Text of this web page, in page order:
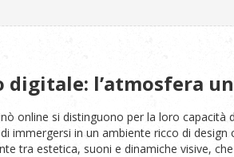
l’atmosfera
online si distinguono per la loro
immergersi in un ambiente ricco di
tra estetica, suoni e dinamiche visive,